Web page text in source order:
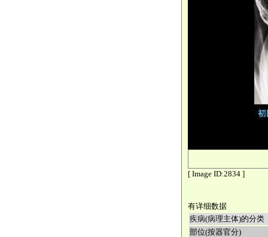
[ Image ID:2834 ]
有详细数据
疾病(病理主体)的分类
部位(按器官分)